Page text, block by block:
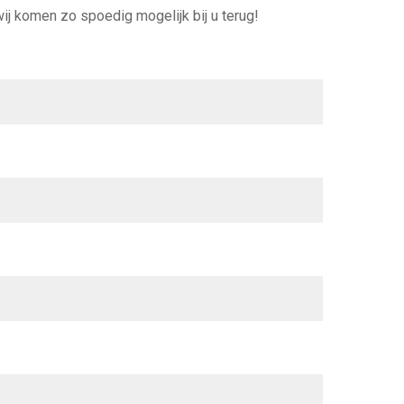
architectuur, een rust voor het oog. En elk
woongenot. En dat geeft energie!
komen zo spoedig mogelijk bij u terug!